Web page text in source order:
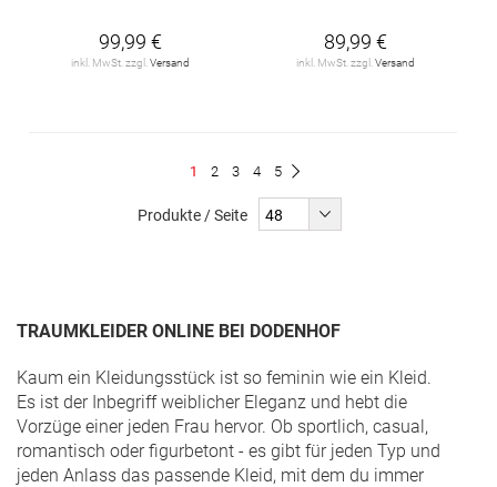
99,99 €
inkl. MwSt. zzgl. Versand
89,99 €
inkl. MwSt. zzgl. Versand
Du
1 Seite
2 Seite
3 Seite
4 Seite
5
Produkte / Seite
TRAUMKLEIDER ONLINE BEI DODENHOF
Kaum ein Kleidungsstück ist so feminin wie ein Kleid.
Es ist der Inbegriff weiblicher Eleganz und hebt die
Vorzüge einer jeden Frau hervor. Ob sportlich, casual,
romantisch oder figurbetont - es gibt für jeden Typ und
jeden Anlass das passende Kleid, mit dem du immer